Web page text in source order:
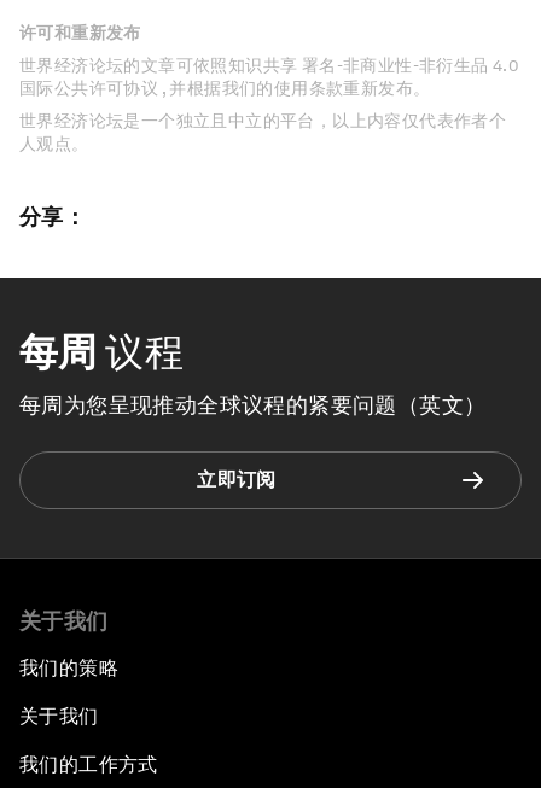
许可和重新发布
世界经济论坛的文章可依照知识共享 署名-非商业性-非衍生品 4.0
国际公共许可协议 , 并根据我们的使用条款重新发布。
世界经济论坛是一个独立且中立的平台，以上内容仅代表作者个
人观点。
分享：
每周 议程
每周为您呈现推动全球议程的紧要问题（英文）
立即订阅
关于我们
我们的策略
关于我们
我们的工作方式